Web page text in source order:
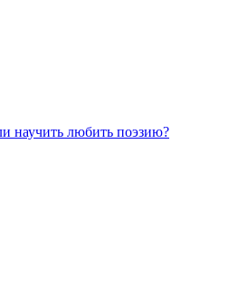
научить любить поэзию?